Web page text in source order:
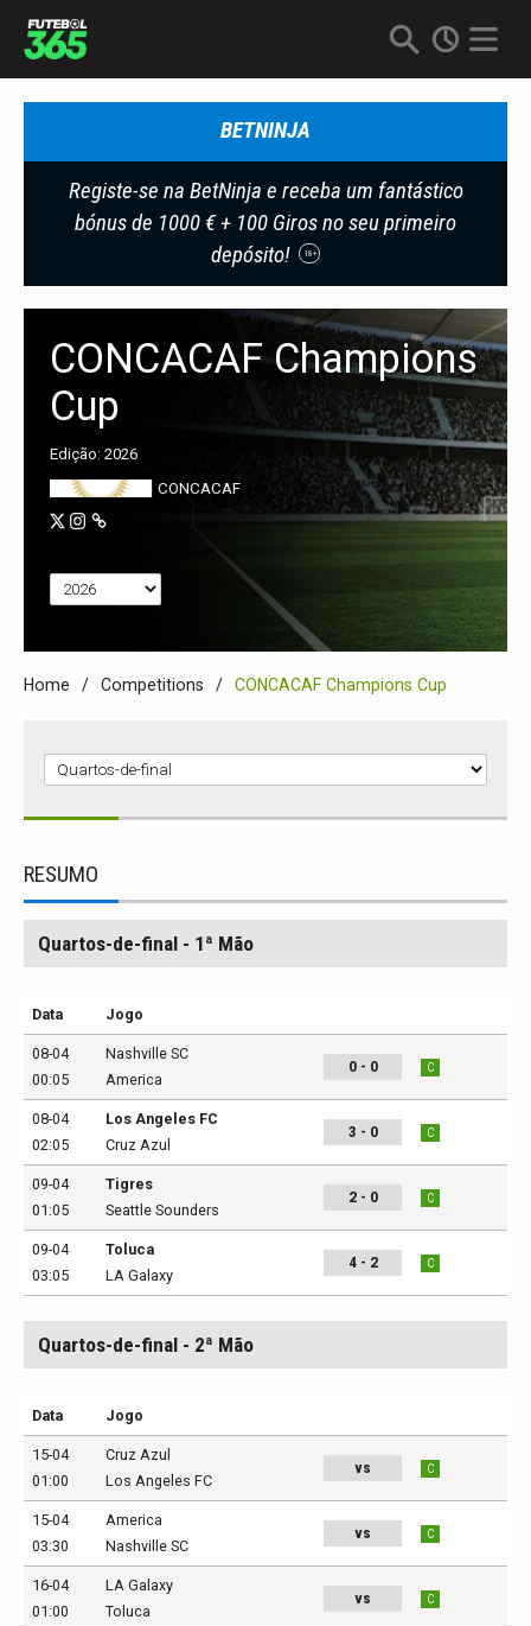
BETNINJA
Registe-se na BetNinja e receba um fantástico
bónus de 1000 € + 100 Giros no seu primeiro
depósito!
18+
CONCACAF Champions
Cup
Edição: 2026
CONCACAF
Home Competitions CONCACAF Champions Cup
RESUMO
Quartos-de-final - 1ª Mão
Data Jogo
08-04
00:05
Nashville SC
America
0 - 0 C
08-04
02:05
Los Angeles FC
Cruz Azul
3 - 0 C
09-04
01:05
Tigres
Seattle Sounders
2 - 0 C
09-04
03:05
Toluca
LA Galaxy
4 - 2 C
Quartos-de-final - 2ª Mão
Data Jogo
15-04
01:00
Cruz Azul
Los Angeles FC
vs C
15-04
03:30
America
Nashville SC
vs C
16-04
01:00
LA Galaxy
Toluca
vs C